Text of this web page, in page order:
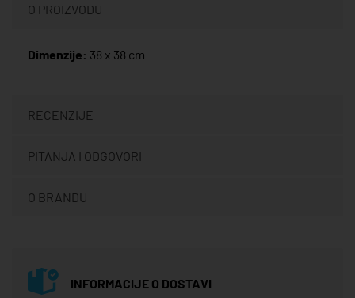
O PROIZVODU
Dimenzije: 38 x 38 cm
RECENZIJE
PITANJA I ODGOVORI
O BRANDU
INFORMACIJE O DOSTAVI